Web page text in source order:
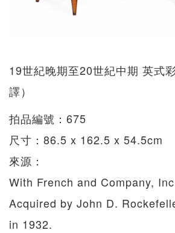
19世紀晚期至20世紀中期 英式
譯）
拍品編號：675
尺寸：86.5 x 162.5 x 54.5cm
來源：
With French and Company,
Acquired by John D.
in 1932.